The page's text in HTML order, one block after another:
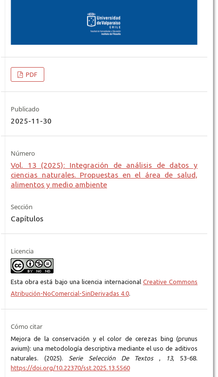
PDF
Publicado
2025-11-30
Número
Vol. 13 (2025): Integración de análisis de datos y
ciencias naturales. Propuestas en el área de salud,
alimentos y medio ambiente
Sección
Capítulos
Licencia
Esta obra está bajo una licencia internacional Creative Commons
Atribución-NoComercial-SinDerivadas 4.0.
Cómo citar
Mejora de la conservación y el color de cerezas bing (prunus
avium): una metodología descriptiva mediante el uso de aditivos
naturales. (2025). Serie Selección De Textos , 13, 53-68.
https://doi.org/10.22370/sst.2025.13.5560